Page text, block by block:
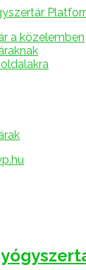
a közelemben